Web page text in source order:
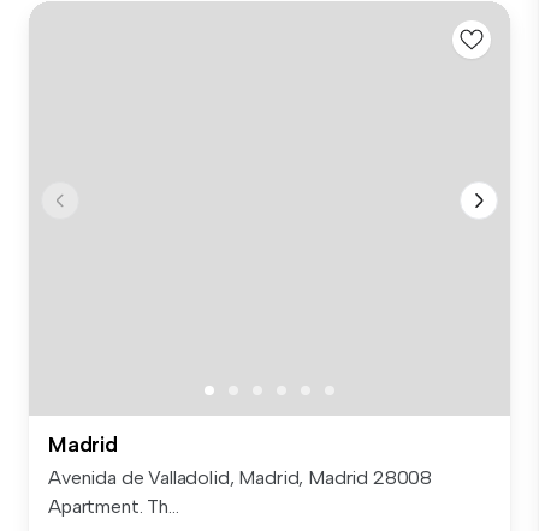
Madrid
Avenida de Valladolid, Madrid, Madrid 28008
Apartment. Th...